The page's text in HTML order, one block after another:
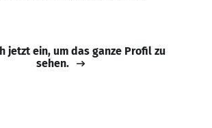
jetzt ein, um das ganze Profil zu
sehen.